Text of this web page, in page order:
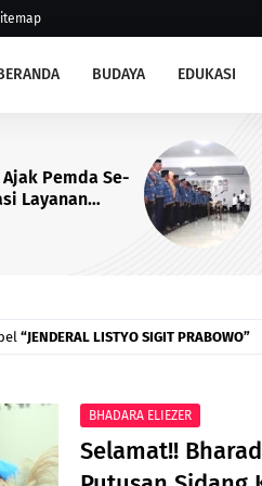
BUDAYA EDUKASI
Lantik
SD dan
JENDERAL LISTYO SIGIT PRABOWO
BHADARA ELIEZER
Selamat!!